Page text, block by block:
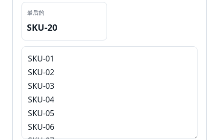
最后的
SKU-20